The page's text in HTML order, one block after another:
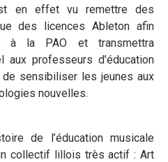
en effet vu remettre des
des licences Ableton afin
à la PAO et transmettra
aux professeurs d’éducation
sensibiliser les jeunes aux
nouvelles.
de l’éducation musicale
collectif lillois très actif : Art